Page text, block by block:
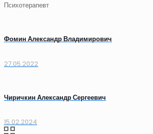
Психотерапевт
Фомин Александр Владимирович
27.05.2022
Чиричкин Александр Сергеевич
15.02.2024